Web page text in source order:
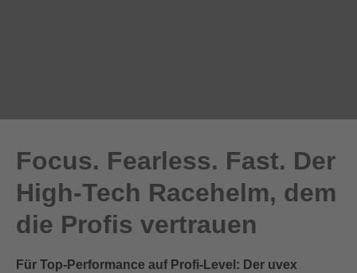
Focus. Fearless. Fast. Der
High-Tech Racehelm, dem
die Profis vertrauen
Für Top-Performance auf Profi-Level: Der uvex